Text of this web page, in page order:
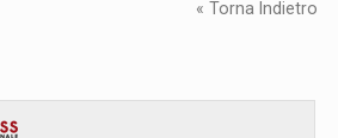
« Torna Indietro